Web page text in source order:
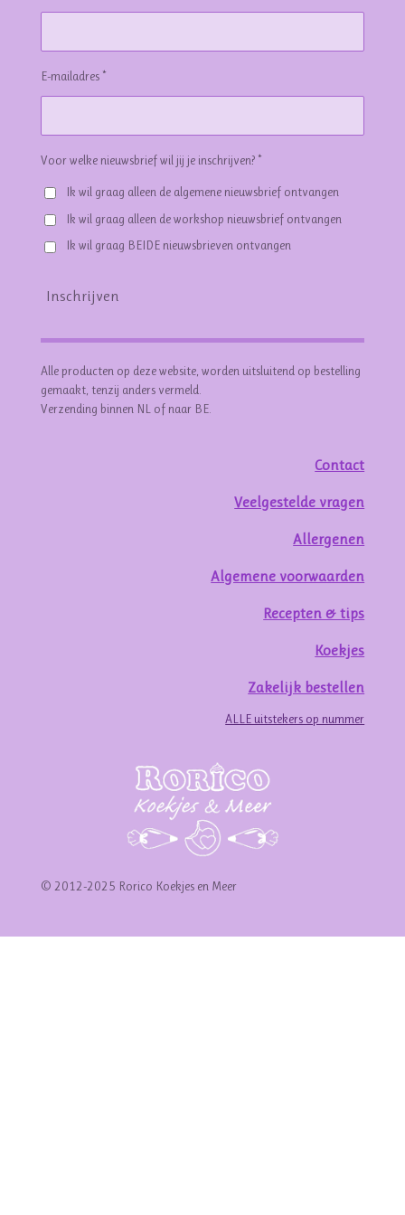
E-mailadres *
Voor welke nieuwsbrief wil jij je inschrijven? *
Ik wil graag alleen de algemene nieuwsbrief ontvangen
Ik wil graag alleen de workshop nieuwsbrief ontvangen
Ik wil graag BEIDE nieuwsbrieven ontvangen
Inschrijven
Alle producten op deze website, worden uitsluitend op bestelling
gemaakt, tenzij anders vermeld.
Verzending binnen NL of naar BE.
Contact
Veelgestelde vragen
Allergenen
Algemene voorwaarden
Recepten & tips
Koekjes
Zakelijk bestellen
ALLE uitstekers op nummer
© 2012-2025 Rorico Koekjes en Meer